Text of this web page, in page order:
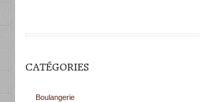
CATÉGORIES
Boulangerie